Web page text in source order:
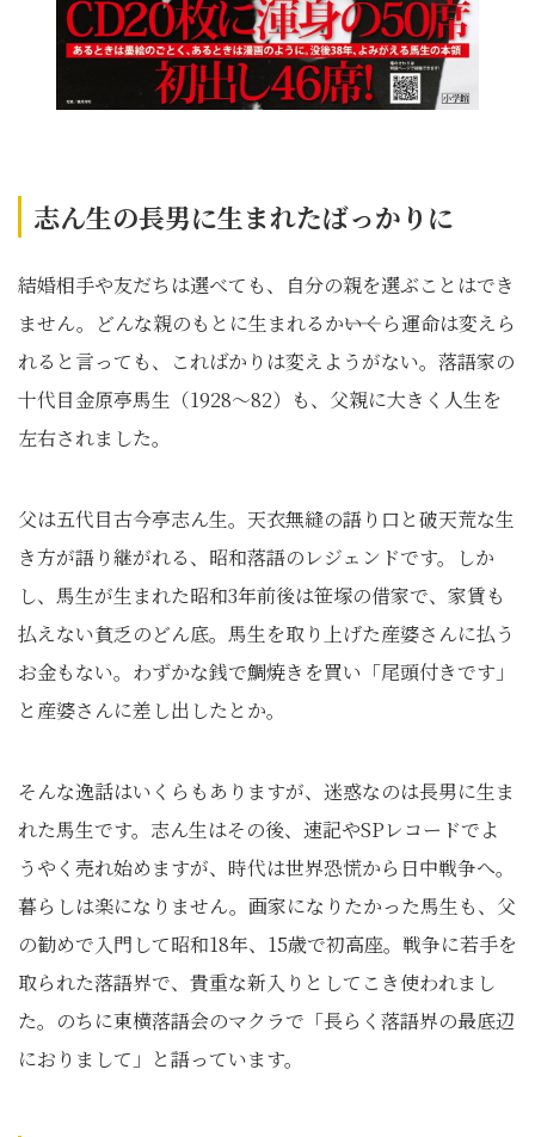
志ん生の長男に生まれたばっかりに
結婚相手や友だちは選べても、自分の親を選ぶことはでき
ません。どんな親のもとに生まれるか――いくら運命は変えら
れると言っても、こればかりは変えようがない。落語家の
十代目金原亭馬生（1928～82）も、父親に大きく人生を
左右されました。
父は五代目古今亭志ん生。天衣無縫の語り口と破天荒な生
き方が語り継がれる、昭和落語のレジェンドです。しか
し、馬生が生まれた昭和3年前後は笹塚の借家で、家賃も
払えない貧乏のどん底。馬生を取り上げた産婆さんに払う
お金もない。わずかな銭で鯛焼きを買い「尾頭付きです」
と産婆さんに差し出したとか。
そんな逸話はいくらもありますが、迷惑なのは長男に生ま
れた馬生です。志ん生はその後、速記やSPレコードでよ
うやく売れ始めますが、時代は世界恐慌から日中戦争へ。
暮らしは楽になりません。画家になりたかった馬生も、父
の勧めで入門して昭和18年、15歳で初高座。戦争に若手を
取られた落語界で、貴重な新入りとしてこき使われまし
た。のちに東横落語会のマクラで「長らく落語界の最底辺
におりまして」と語っています。